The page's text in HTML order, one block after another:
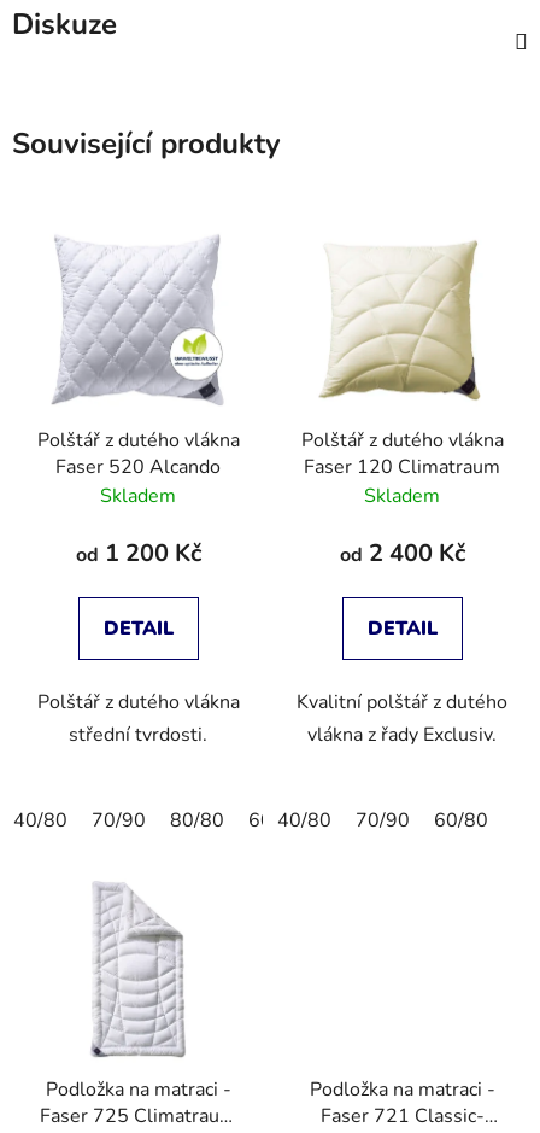
Diskuze
Související produkty
Polštář z dutého vlákna
Faser 520 Alcando
Skladem
od 1 200 Kč
DETAIL
Polštář z dutého vlákna
střední tvrdosti.
40/80 70/90 80/80 60/80
Polštář z dutého vlákna
Faser 120 Climatraum
Skladem
od 2 400 Kč
DETAIL
Kvalitní polštář z dutého
vlákna z řady Exclusiv.
40/80 70/90 60/80
Podložka na matraci -
Faser 725 Climatraum
Podložka na matraci -
Faser 721 Classic-